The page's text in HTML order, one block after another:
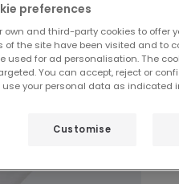
preferences
own and third-party cookies to offer
of the site have been visited and to
used for ad personalisation. The
You can accept, reject or
use your personal data as indicated
Customise